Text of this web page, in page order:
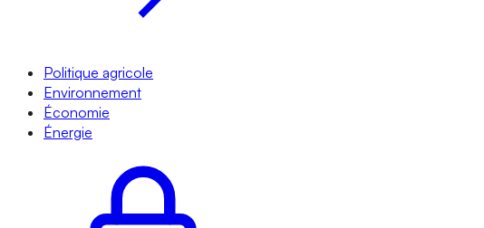
Politique agricole
Environnement
Économie
Énergie